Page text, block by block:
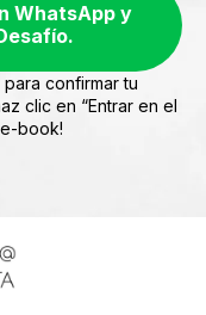
WhatsApp y
confirmar tu
clic en “Entrar en el
e-book!